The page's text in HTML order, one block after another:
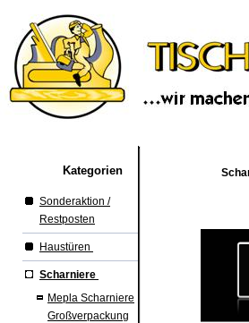
Kategorien
Sonderaktion /
Restposten
Haustüren
Scharniere
Mepla Scharniere
Großverpackung